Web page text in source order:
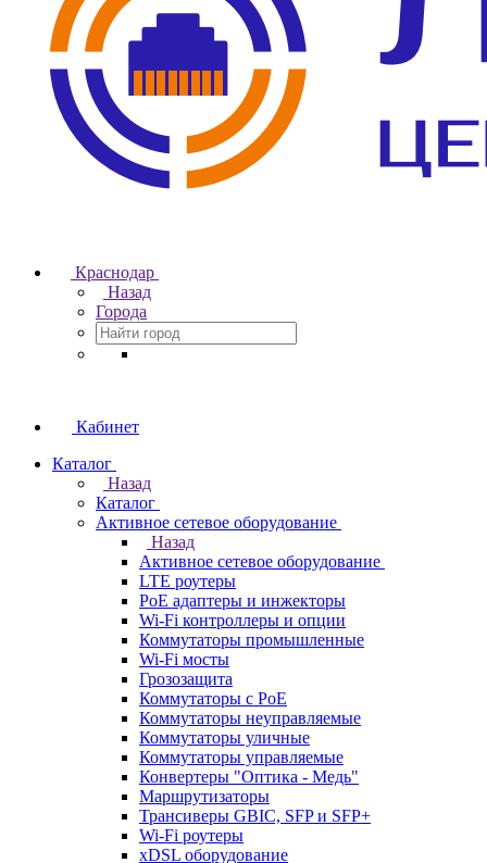
Краснодар
Назад
Города
Кабинет
Каталог
Назад
Каталог
Активное сетевое оборудование
Назад
Активное сетевое оборудование
LTE роутеры
PoE адаптеры и инжекторы
Wi-Fi контроллеры и опции
Коммутаторы промышленные
Wi-Fi мосты
Грозозащита
Коммутаторы c PoE
Коммутаторы неуправляемые
Коммутаторы уличные
Коммутаторы управляемые
Конвертеры "Оптика - Медь"
Маршрутизаторы
Трансиверы GBIC, SFP и SFP+
Wi-Fi роутеры
xDSL оборудование